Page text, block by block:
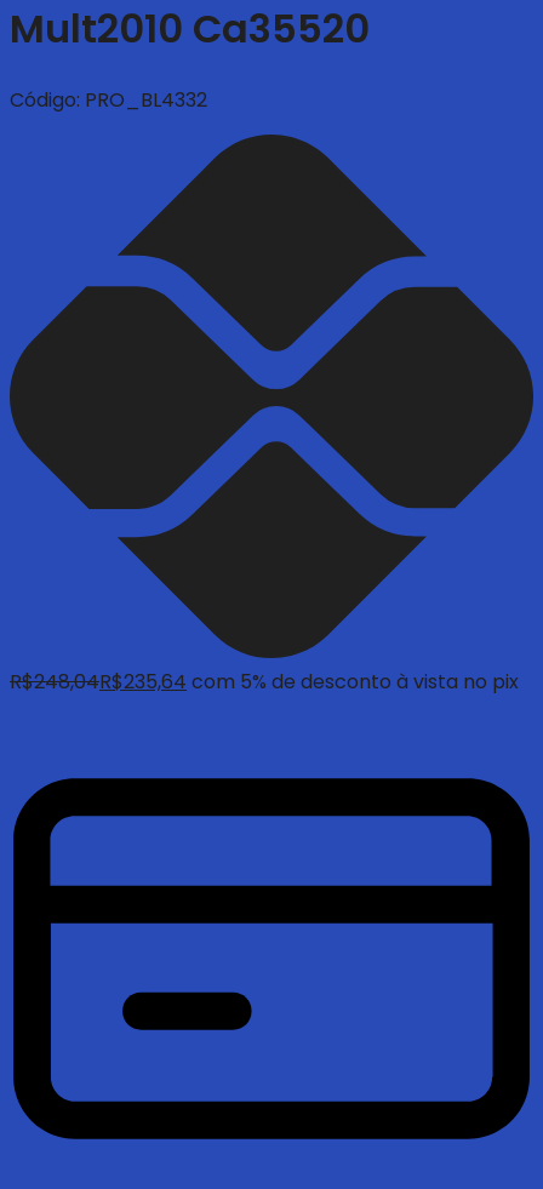
Mult2010 Ca35520
Código: PRO_BL4332
R$248,04R$235,64 com 5% de desconto à vista no pix